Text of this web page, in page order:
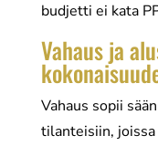
budjetti ei kata
Vahaus ja
Vahaus sopii
tilanteisiin,